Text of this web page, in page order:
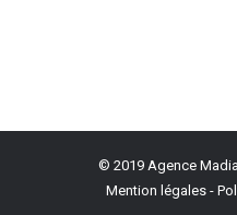
© 2019 Agence
Mention légales-